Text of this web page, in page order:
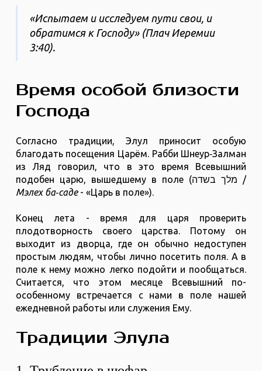
«Испытаем и исследуем пути свои, и
обратимся к Господу» (Плач Иеремии
3:40).
Время особой близости
Господа
Согласно традиции, Элул приносит особую
благодать посещения Царём. Рабби Шнеур‑Залман
из Ляд говорил, что в это время Всевышний
подобен царю, вышедшему в поле (מלך בשדה /
Мэлех ба‑саде- «Царь в поле»).
Конец лета - время для царя проверить
плодотворность своего царства. Потому он
выходит из дворца, где он обычно недоступен
простым людям, чтобы лично посетить поля. А в
поле к нему можно легко подойти и пообщаться.
Считается, что этом месяце Всевышний по-
особенному встречается с нами в поле нашей
ежедневной работы или служения Ему.
Традиции Элула